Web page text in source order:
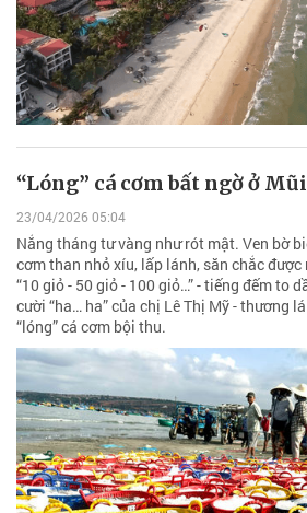
“Lóng” cá cơm bất ngờ ở
23/04/2026 05:04
Nắng tháng tư vàng như rót mật. Ven bờ
cơm than nhỏ xíu, lấp lánh, săn chắc
“10 giỏ - 50 giỏ - 100 giỏ…” - tiếng đếm to
cười “ha… ha” của chị Lê Thị Mỹ - thương
“lóng” cá cơm bội thu.